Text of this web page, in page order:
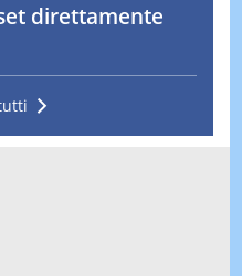
direttamente